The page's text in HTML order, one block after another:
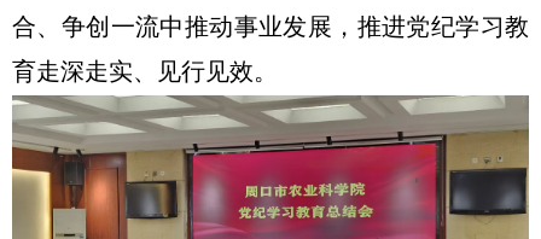
合、争创一流中推动事业发展，推进党纪学习教
育走深走实、见行见效。